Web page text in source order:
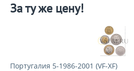
За ту же цену!
Португалия 5-1986-2001 (VF-XF)